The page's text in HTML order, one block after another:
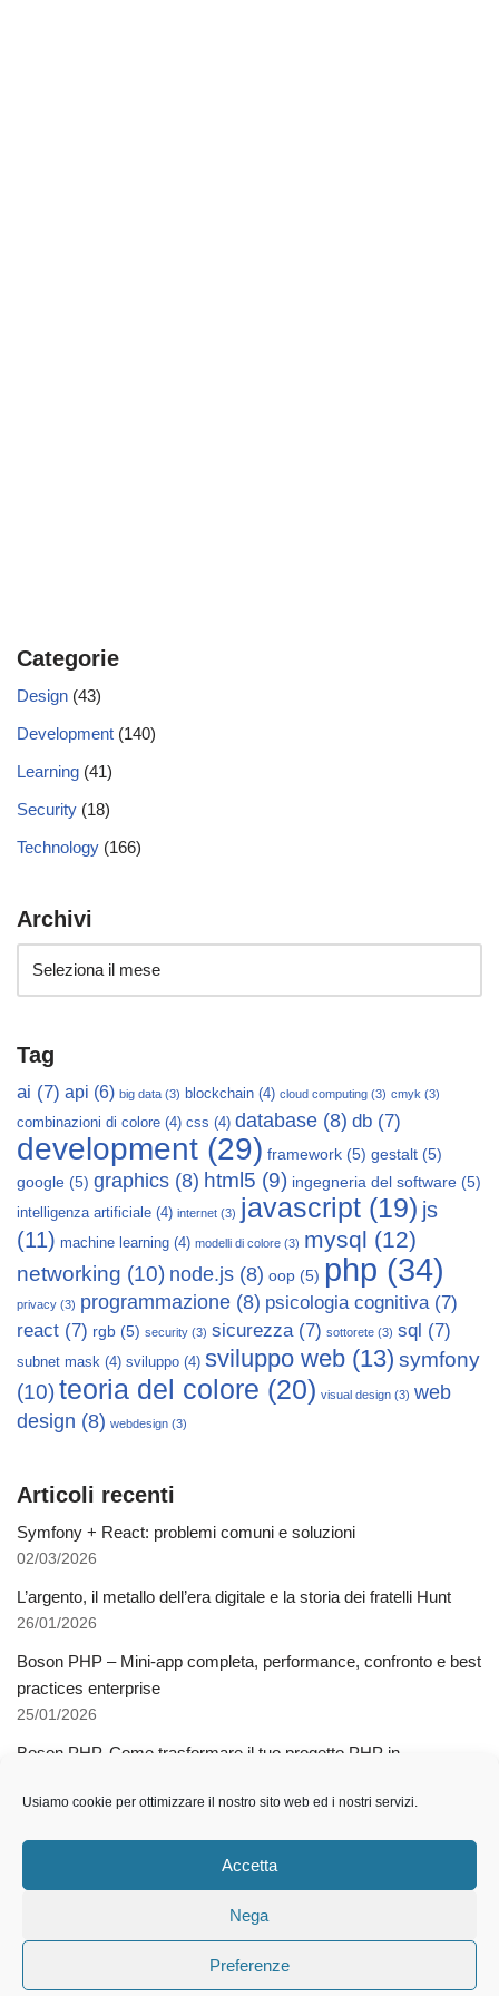
Usiamo cookie per ottimizzare il nostro sito web ed i nostri servizi.
Accetta
Nega
Preferenze
Categorie
Design (43)
Development (140)
Learning (41)
Security (18)
Technology (166)
Archivi
Tag
ai (7) api (6) big data (3) blockchain (4) cloud computing (3) cmyk (3)
combinazioni di colore (4) css (4) database (8) db (7)
development (29) framework (5) gestalt (5)
google (5) graphics (8) html5 (9) ingegneria del software (5)
intelligenza artificiale (4) internet (3) javascript (19) js
(11) machine learning (4) modelli di colore (3) mysql (12)
networking (10) node.js (8) oop (5) php (34)
privacy (3) programmazione (8) psicologia cognitiva(7)
react (7) rgb (5) security (3) sicurezza(7) sottorete (3) sql (7)
subnet mask (4) sviluppo (4) sviluppo web (13) symfony
(10)teoria del colore (20) visual design (3) web
design (8) webdesign (3)
Articoli recenti
Symfony + React: problemi comuni e soluzioni
02/03/2026
L’argento, il metallo dell’era digitale e la storia dei fratelli Hunt
26/01/2026
Boson PHP – Mini-app completa, performance, confronto e best
practices enterprise
25/01/2026
Boson PHP. Come trasformare il tuo progetto PHP in
03/12/2025
Come l’AI libera dalla schiavitù della specializzazione